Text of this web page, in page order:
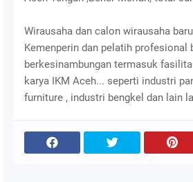
Wirausaha dan calon wirausaha
Kemenperin dan pelatih
berkesinambungan termasuk
karya IKM Aceh... seperti industri
furniture , industri bengkel dan lain